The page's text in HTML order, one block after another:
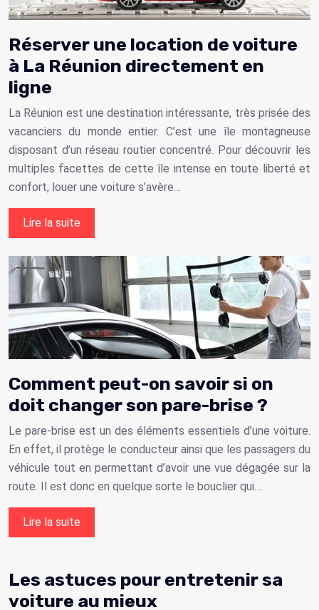
Réserver une location de voiture
à La Réunion directement en
ligne
La Réunion est une destination intéressante, très prisée des
vacanciers du monde entier. C’est une île montagneuse
disposant d’un réseau routier concentré. Pour découvrir les
multiples facettes de cette île intense en toute liberté et
confort, louer une voiture s’avère…
Lire la suite
Comment peut-on savoir si on
doit changer son pare-brise ?
Le pare-brise est un des éléments essentiels d’une voiture.
En effet, il protège le conducteur ainsi que les passagers du
véhicule tout en permettant d’avoir une vue dégagée sur la
route. Il est donc en quelque sorte le bouclier qui…
Lire la suite
Les astuces pour entretenir sa
voiture au mieux